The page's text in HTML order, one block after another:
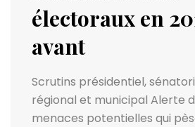
électoraux en
avant
Scrutins présidentiel,
régional et municipal Alerte
menaces potentielles qui